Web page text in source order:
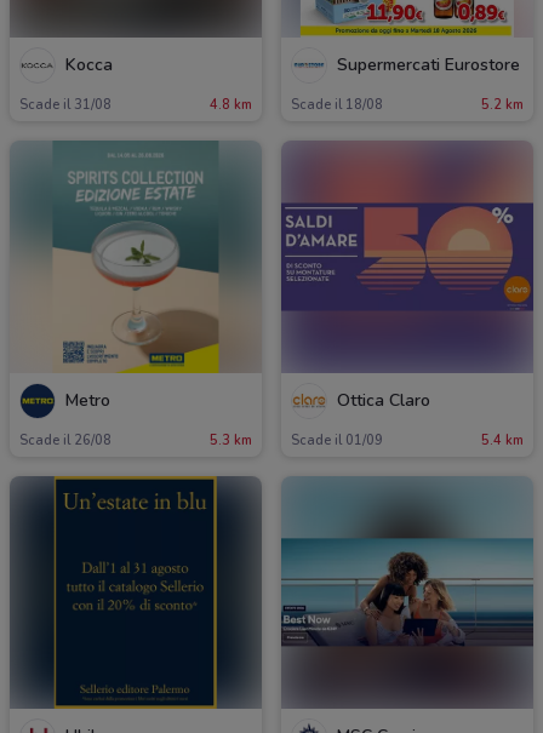
Kocca
Scade il 31/08 4.8 km
Supermercati Eurostore
Scade il 18/08 5.2 km
Metro
Scade il 26/08 5.3 km
Ottica Claro
Scade il 01/09 5.4 km